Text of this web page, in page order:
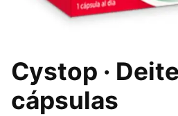
Cystop ·
cápsulas